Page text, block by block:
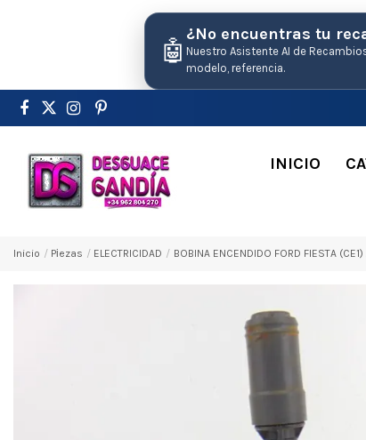
🤖
¿No encuentras tu
Nuestro Asistente AI de
modelo, referencia.
INICIO
Inicio Pіezas ELECTRICIDAD BOBINA ENCENDIDO FORD FIESTA